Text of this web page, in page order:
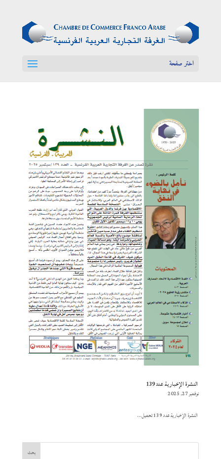
اختر صفحة
النشرة الإخبارية عدد 139
نوفمبر 27, 2025
النشرة الإخبارية عدد 139 تحميل...